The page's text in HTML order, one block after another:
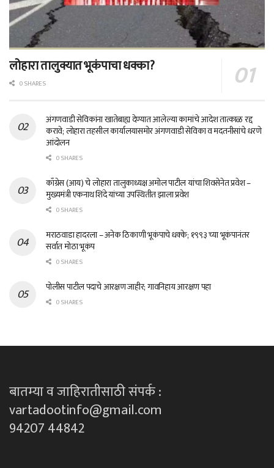
लोहारा तालुक्यात भूकंपाचा धक्का?
0 SHARES
अंगणवाडी सेविकांना खातेबाह्य देण्यात आलेल्या कामांचे आदेश तात्काळ रद्द
करावे; लोहारा तहसील कार्यालयासमोर अंगणवाडी सेविका व मदतनीसांचे धरणे
आंदोलन
0 SHARES
काँग्रेस (आय) चे लोहारा तालुकाध्यक्ष अमोल पाटील यांचा शिवसेनेत प्रवेश –
मुख्यमंत्री एकनाथ शिंदे यांच्या उपस्थितीत झाला प्रवेश
0 SHARES
मराठवाडा हादरला – अनेक ठिकाणी भूकंपाचे धक्के; १९९३ च्या भूकंपानंतर
सर्वात मोठा भूकंप
0 SHARES
पोलीस पाटील पदाचे आरक्षण जाहीर; गावनिहाय आरक्षण पहा
0 SHARES
बातम्या व जाहिरातीसाठी संपर्क :
vartadootinfo@gmail.com
94207 44842